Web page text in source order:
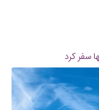
سفر کرد